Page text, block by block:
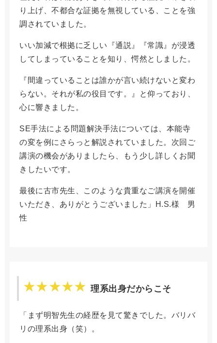
り上げ、不都合な証拠を無視している、ことを強
調されていました。
いい加減で根拠に乏しい『通説』『常識』が浸透
してしまっていることを知り、愕然としました。
『間違っていることは誰かが言い続けないと変わ
らない。それが私の役目です。』と仰っており、
心に響きました。
SE手法による問題解決手法については、本能寺
の変を例にさらっと解説されていました。次回ご
講演の機会がありましたら、もう少し詳しくお聞
きしたいです。
最後に古市先生、このような貴重なご講演を開催
いただき、ありがとうございました」H.S.様 男
性
理系出身だからこそ
「まず明智先生の経歴を見て驚きでした。バリバ
リの理系出身（笑）。